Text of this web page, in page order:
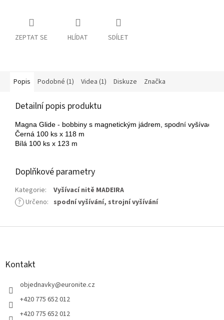
ZEPTAT SE HLÍDAT SDÍLET
Popis Podobné (1) Videa (1) Diskuze Značka
Detailní popis produktu
Magna Glide - bobbiny s magnetickým jádrem, spodní vyšívací
Černá 100 ks x 118 m
Bílá 100 ks x 123 m
Doplňkové parametry
Kategorie:
Vyšívací nitě MADEIRA
? Určeno: spodní vyšívání, strojní vyšívání
Z
Kontakt
objednavky@euronite.cz
+420 775 652 012
+420 775 652 012